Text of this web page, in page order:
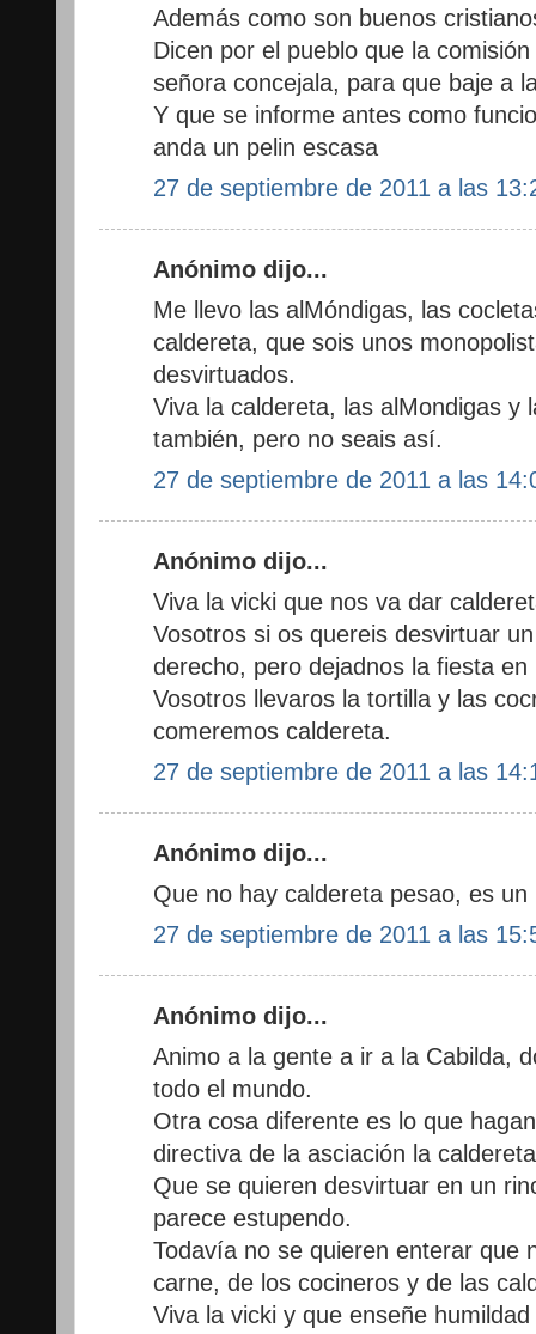
Además como son buenos
Dicen por el pueblo que la
señora concejala, para que baje a
Y que se informe antes como
anda un pelin escasa
27 de septiembre de 2011 a las
Anónimo dijo...
Me llevo las alMóndigas, las
caldereta, que sois unos
desvirtuados.
Viva la caldereta, las alMondigas y
también, pero no seais así.
27 de septiembre de 2011 a las
Anónimo dijo...
Viva la vicki que nos va dar
Vosotros si os quereis desvirtuar
derecho, pero dejadnos la fiesta en
Vosotros llevaros la tortilla y las
comeremos caldereta.
27 de septiembre de 2011 a las
Anónimo dijo...
Que no hay caldereta pesao, es un
27 de septiembre de 2011 a las
Anónimo dijo...
Animo a la gente a ir a la Cabilda,
todo el mundo.
Otra cosa diferente es lo que
directiva de la asciación la
Que se quieren desvirtuar en un
parece estupendo.
Todavía no se quieren enterar que
carne, de los cocineros y de las
Viva la vicki y que enseñe